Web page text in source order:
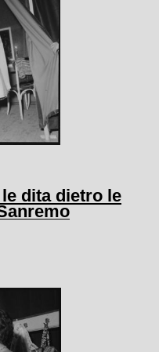
dita dietro le